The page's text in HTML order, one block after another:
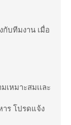
กับทีมงาน เมื่อ
หมาะสมเเละ
าร โปรดแจ้ง